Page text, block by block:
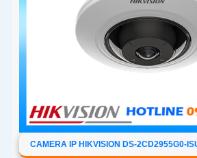
CAMERA IP HIKVISION DS-2CD2955G0-